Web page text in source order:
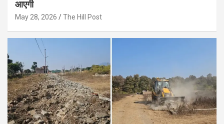
आएगी
May 28, 2026 The Hill Post